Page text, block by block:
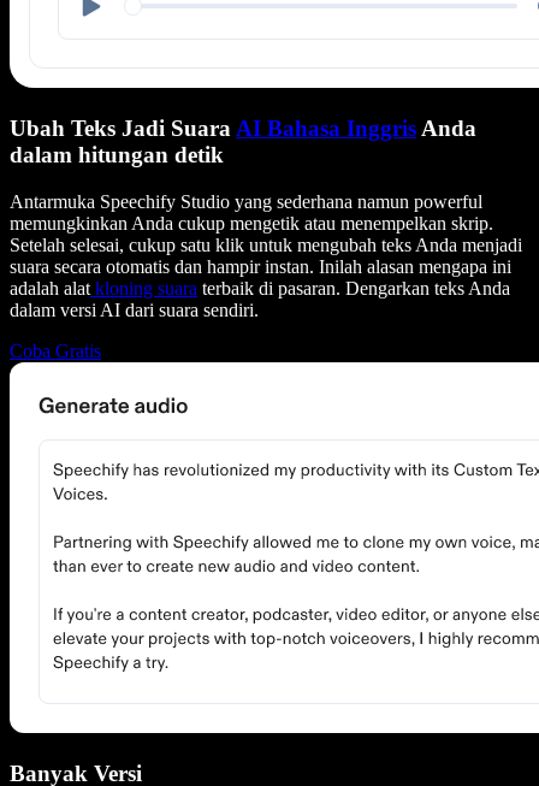
Ubah Teks Jadi Suara AI Bahasa Inggris Anda
dalam hitungan detik
Antarmuka Speechify Studio yang sederhana namun powerful
memungkinkan Anda cukup mengetik atau menempelkan skrip.
Setelah selesai, cukup satu klik untuk mengubah teks Anda menjadi
suara secara otomatis dan hampir instan. Inilah alasan mengapa ini
adalah alat kloning suara terbaik di pasaran. Dengarkan teks Anda
dalam versi AI dari suara sendiri.
Coba Gratis
Banyak Versi